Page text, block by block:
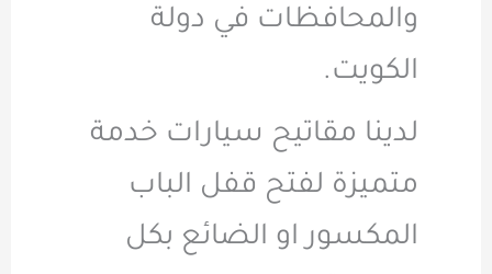
والمحافظات في دولة
الكويت.
لدينا مقاتيح سيارات خدمة
متميزة لفتح قفل الباب
المكسور او الضائع بكل